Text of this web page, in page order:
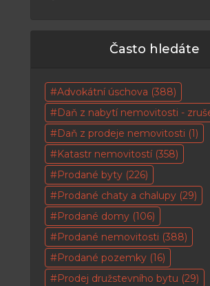
Často hledáte
Advokátní úschova (388)
Daň z nabytí nemovitosti -
Daň z prodeje nemovitosti (1)
Katastr nemovitostí(358)
Prodané byty (226)
Prodané chaty a chalupy (29)
Prodané domy (106)
Prodané nemovitosti (388)
Prodané pozemky (16)
Prodej družstevního bytu (29)